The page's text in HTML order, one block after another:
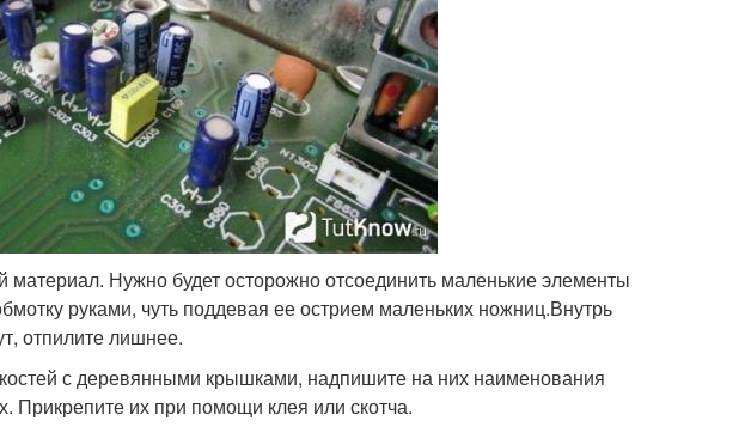
материал. Нужно будет осторожно отсоединить маленькие элементы
руками, чуть поддевая ее острием маленьких ножниц.Внутрь
отпилите лишнее.
с деревянными крышками, надпишите на них наименования
Прикрепите их при помощи клея или скотча.